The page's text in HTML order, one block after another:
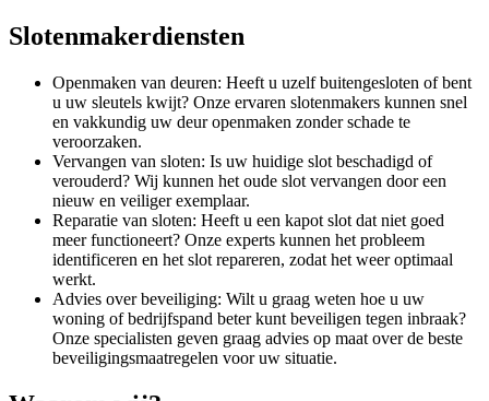
Slotenmakerdiensten
Openmaken van deuren: Heeft u uzelf buitengesloten of bent
u uw sleutels kwijt? Onze ervaren slotenmakers kunnen snel
en vakkundig uw deur openmaken zonder schade te
veroorzaken.
Vervangen van sloten: Is uw huidige slot beschadigd of
verouderd? Wij kunnen het oude slot vervangen door een
nieuw en veiliger exemplaar.
Reparatie van sloten: Heeft u een kapot slot dat niet goed
meer functioneert? Onze experts kunnen het probleem
identificeren en het slot repareren, zodat het weer optimaal
werkt.
Advies over beveiliging: Wilt u graag weten hoe u uw
woning of bedrijfspand beter kunt beveiligen tegen inbraak?
Onze specialisten geven graag advies op maat over de beste
beveiligingsmaatregelen voor uw situatie.